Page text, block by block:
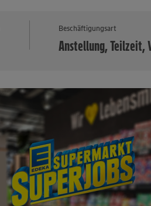
Beschäftigungsart
Anstellung, Teilzeit,